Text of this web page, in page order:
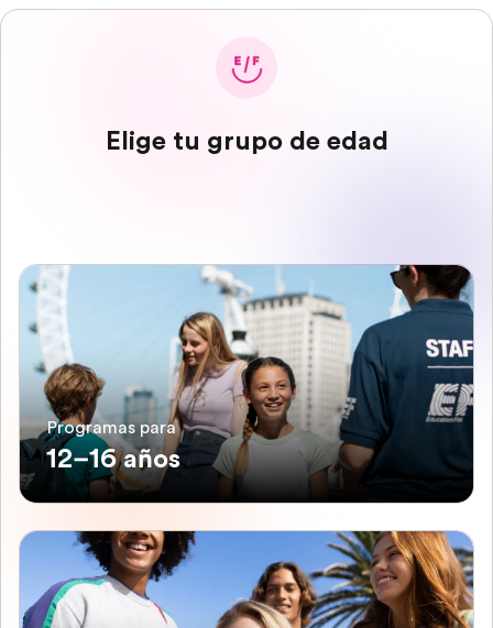
Elige tu grupo de edad
Programas para
12–16 años